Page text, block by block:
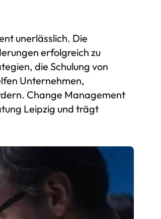
unerlässlich. Die
erfolgreich zu
die Schulung von
Unternehmen,
Change Management
Leipzig und trägt